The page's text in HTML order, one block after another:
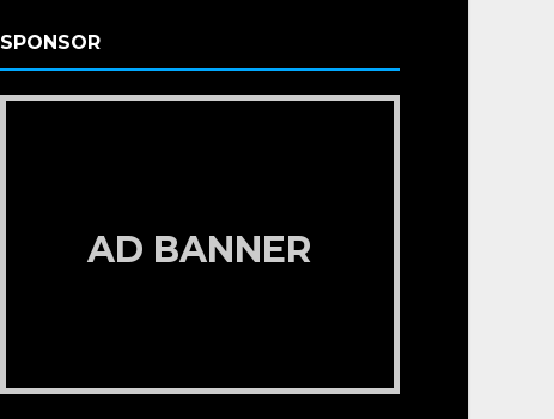
SPONSOR
AD BANNER